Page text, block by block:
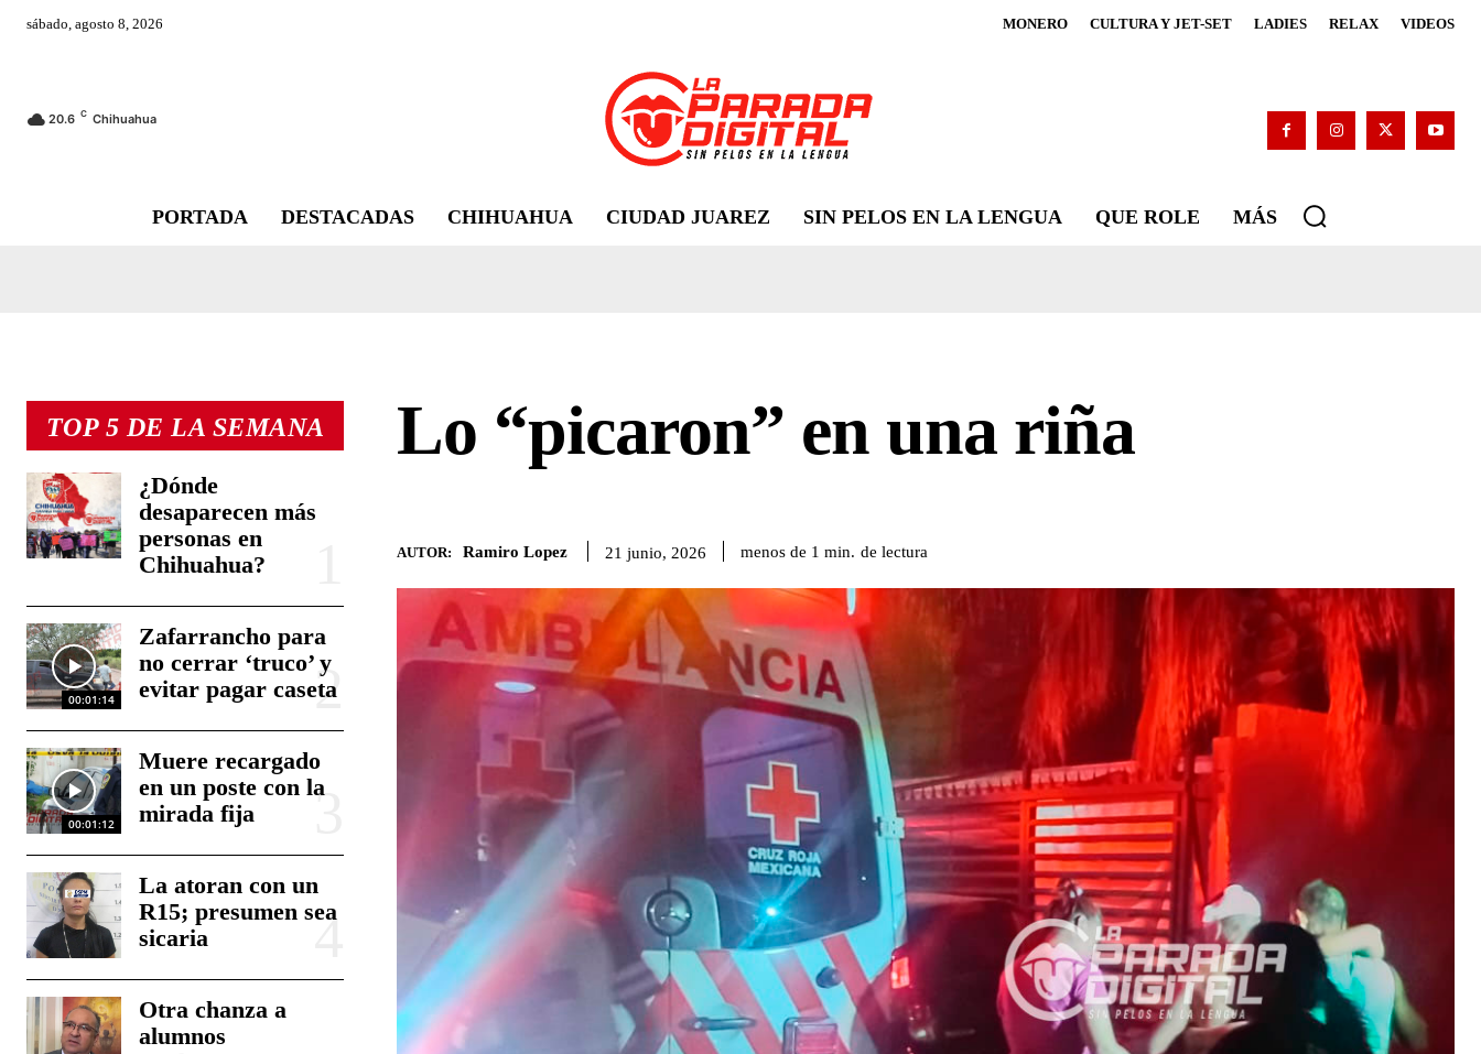
sábado, agosto 8, 2026 MONERO CULTURA Y JET-SET LADIES RELAX VIDEOS
20.6 C Chihuahua
PORTADA DESTACADAS CHIHUAHUA CIUDAD JUAREZ SIN PELOS EN LA LENGUA QUE ROLE MÁS
TOP 5 DE LA SEMANA
¿Dónde
desaparecen más
personas en
Chihuahua?
00:01:14
Zafarrancho para
no cerrar ‘truco’ y
evitar pagar caseta
00:01:12
Muere recargado
en un poste con la
mirada fija
La atoran con un
R15; presumen sea
sicaria
Otra chanza a
alumnos
Lo “picaron” en una riña
AUTOR: Ramiro Lopez 21 junio, 2026 menos de 1 min. de lectura